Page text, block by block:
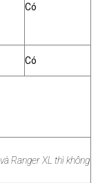
Có
Có
Ranger XL thì không